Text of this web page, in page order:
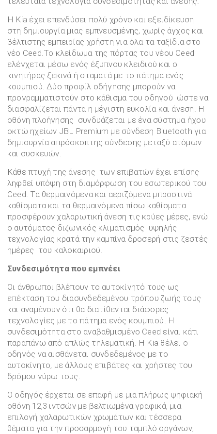
Η Kia έχει επενδύσει πολύ χρόνο και εξειδίκευση
στη δημιουργία μιας εμπνευσμένης, χωρίς άγχος και
βέλτιστης εμπειρίας χρήστη για όλα τα ταξίδια στο
νέο Ceed.Το κλείδωμα της πόρτας του νέου Ceed
ελέγχεται μέσω ενός έξυπνου κλειδιού και ο
κινητήρας ξεκινά ή σταματά με το πάτημα ενός
κουμπιού. Δύο προφίλ οδήγησης μπορούν να
προγραμματιστούν στο κάθισμα του οδηγού ώστε να
διασφαλίζεται πάντα η μέγιστη ευκολία και άνεση. Η
οθόνη πλοήγησης συνδυάζεται με ένα σύστημα ήχου
οκτώ ηχείων JBL Premium με σύνδεση Bluetooth για
δημιουργία απρόσκοπτης σύνδεσης μεταξύ ατόμων
και συσκευών.
Κάθε πτυχή της άνεσης των επιβατών έχει επίσης
ληφθεί υπόψη στη διαμόρφωση του εσωτερικού του
Ceed. Τα θερμαινόμενα και αεριζόμενα μπροστινά
καθίσματα και τα θερμαινόμενα πίσω καθίσματα
προσφέρουν χαλαρωτική άνεση τις κρύες μέρες, ενώ
ο αυτόματος διζωνικός κλιματισμός υψηλής
τεχνολογίας κρατά την καμπίνα δροσερή στις ζεστές
ημέρες του καλοκαιριού.
Συνδεσιμότητα που εμπνέει
Οι άνθρωποι βλέπουν το αυτοκίνητό τους ως
επέκταση του διασυνδεδεμένου τρόπου ζωής τους
και αναμένουν ότι θα διατίθενται διάφορες
τεχνολογίες με το πάτημα ενός κουμπιού. Η
συνδεσιμότητα στο αναβαθμισμένο Ceed είναι κάτι
παραπάνω από απλώς τηλεματική. Η Kia θέλει ο
οδηγός να αισθάνεται συνδεδεμένος με το
αυτοκίνητο, με άλλους επιβάτες και χρήστες του
δρόμου γύρω τους.
Ο οδηγός έρχεται σε επαφή με μια πλήρως ψηφιακή
οθόνη 12,3 ιντσών με βελτιωμένα γραφικά, μια
επιλογή χαλαρωτικών χρωμάτων και τέσσερα
θέματα για την προσαρμογή του ταμπλό οργάνων,